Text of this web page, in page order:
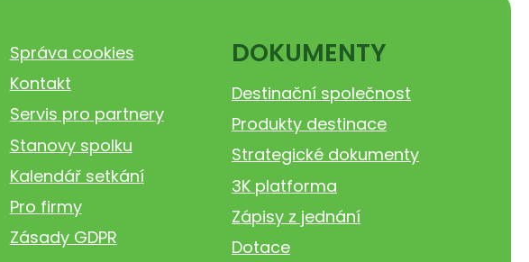
Správa cookies
Kontakt
Servis pro partnery
Stanovy spolku
Kalendář setkání
Pro firmy
Zásady GDPR
DOKUMENTY
Destinační společnost
Produkty destinace
Strategické dokumenty
3K platforma
Zápisy z jednání
Dotace